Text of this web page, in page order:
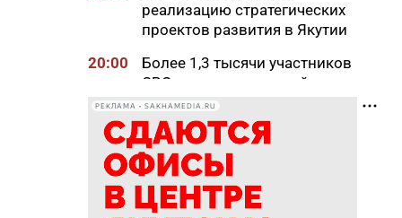
реализацию стратегических
проектов развития в Якутии
20:00
Более 1,3 тысячи участников
СВО и членов их семей
получили земельные участки
в Якутии
19:50
76% якутян заранее
предупреждают работодателя
об увольнении
РЕКЛАМА • SAKHAMEDIA.RU